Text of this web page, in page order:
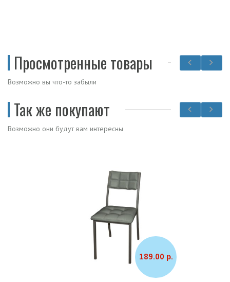
Просмотренные товары
Возможно вы что-то забыли
Так же покупают
Возможно они будут вам интересны
189.00 р.